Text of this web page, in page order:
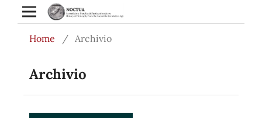
Home / Archivio
Archivio